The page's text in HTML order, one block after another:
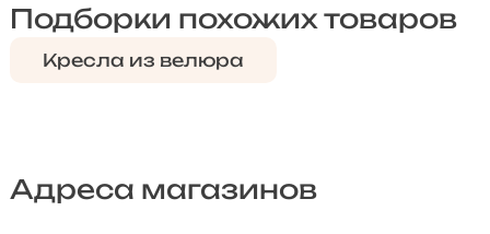
Подборки похожих товаров
Кресла из велюра
Адреса магазинов